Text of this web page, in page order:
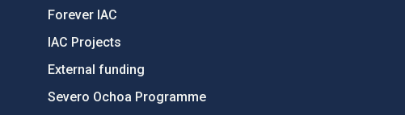
Forever IAC
IAC Projects
External funding
Severo Ochoa Programme